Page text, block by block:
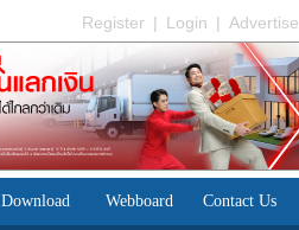
Register | Login | Advertise
Download Webboard Contact Us